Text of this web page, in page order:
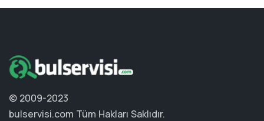
© 2009-2023
bulservisi.com Tüm Hakları Saklıdır.